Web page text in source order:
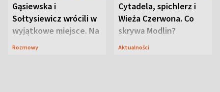
Gąsiewska i
Sołtysiewicz wrócili w
wyjątkowe miejsce. Na
szlaku czekał
Rozmowy
Cytadela, spichlerz i
Wieża Czerwona. Co
skrywa Modlin?
Aktualności